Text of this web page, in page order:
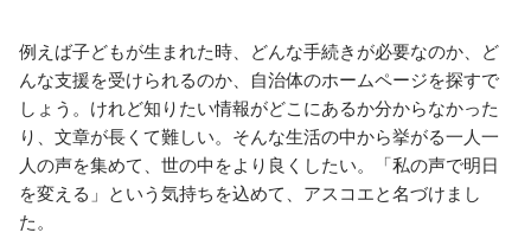
例えば子どもが生まれた時、どんな手続きが必要なのか、ど
んな支援を受けられるのか、自治体のホームページを探すで
しょう。けれど知りたい情報がどこにあるか分からなかった
り、文章が長くて難しい。そんな生活の中から挙がる一人一
人の声を集めて、世の中をより良くしたい。「私の声で明日
を変える」という気持ちを込めて、アスコエと名づけまし
た。